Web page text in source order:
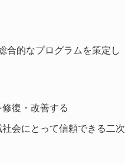
合的なプログラムを策定し
復・改善する
会にとって信頼できる二次